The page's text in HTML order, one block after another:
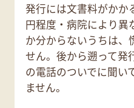
発行には文書料がかか
円程度・病院により異
か分からないうちは、
せん。後から遡って発
の電話のついでに聞い
ません。